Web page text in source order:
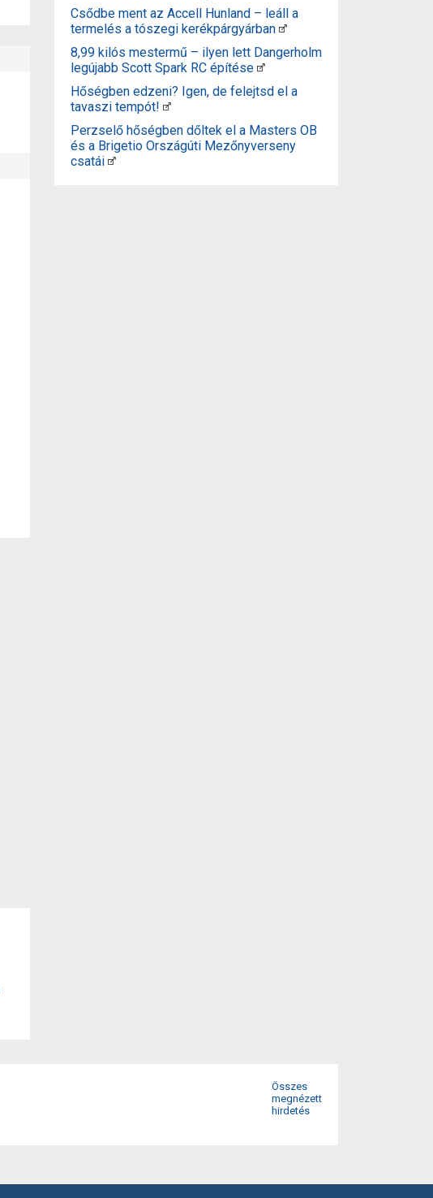
Csődbe ment az Accell Hunland – leáll a
termelés a tószegi kerékpárgyárban
8,99 kilós mestermű – ilyen lett Dangerholm
legújabb Scott Spark RC építése
Hőségben edzeni? Igen, de felejtsd el a
tavaszi tempót!
Perzselő hőségben dőltek el a Masters OB
és a Brigetio Országúti Mezőnyverseny
csatái
Összes
megnézett
hirdetés